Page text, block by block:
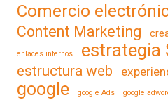
Comercio
Content Marketing
enlaces internos estrategia
estructura web
google google Ads google